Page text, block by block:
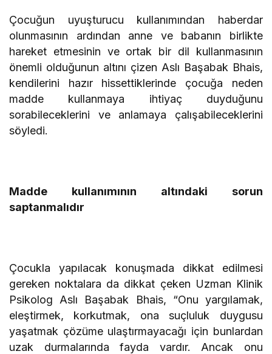
Çocuğun uyuşturucu kullanımından haberdar
olunmasının ardından anne ve babanın birlikte
hareket etmesinin ve ortak bir dil kullanmasının
önemli olduğunun altını çizen Aslı Başabak Bhais,
kendilerini hazır hissettiklerinde çocuğa neden
madde kullanmaya ihtiyaç duyduğunu
sorabileceklerini ve anlamaya çalışabileceklerini
söyledi.
Madde kullanımının altındaki sorun
saptanmalıdır
Çocukla yapılacak konuşmada dikkat edilmesi
gereken noktalara da dikkat çeken Uzman Klinik
Psikolog Aslı Başabak Bhais, “Onu yargılamak,
eleştirmek, korkutmak, ona suçluluk duygusu
yaşatmak çözüme ulaştırmayacağı için bunlardan
uzak durmalarında fayda vardır. Ancak onu